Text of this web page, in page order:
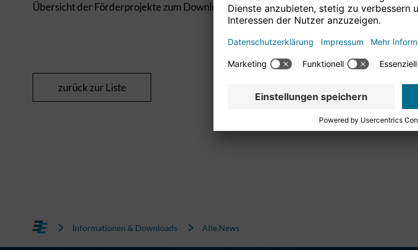
Übersicht der Förderprojekte zum Download
zurück zur Liste
Informationen & Downloads Alle News